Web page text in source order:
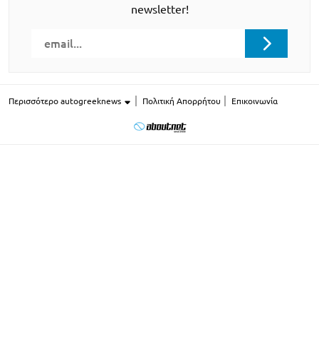
newsletter!
Περισσότερο autogreeknews Πολιτική Απορρήτου Επικοινωνία